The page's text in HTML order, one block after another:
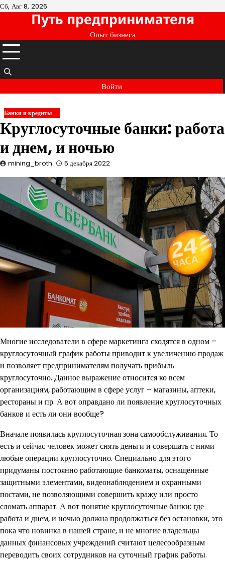
Перейти
содержимому
Сб, Авг 8, 2026
Путь предпринимателя
Опыт бизнеса
Войти
Банки и кредиты
Круглосуточные банки: работа
и днем, и ночью
mining_broth 5 декабря 2022
Многие исследователи в сфере маркетинга сходятся в одном –
круглосуточный график работы приводит к увеличению продаж
и позволяет предпринимателям получать прибыль
круглосуточно. Данное выражение относится ко всем
организациям, работающим в сфере услуг – магазины, аптеки,
рестораны и пр. А вот оправдано ли появление круглосуточных
банков и есть ли они вообще?
Вначале появилась круглосуточная зона самообслуживания. То
есть и сейчас человек может снять деньги и совершать с ними
любые операции круглосуточно. Специально для этого
придуманы постоянно работающие банкоматы, оснащенные
защитными элементами, видеонаблюдением и охранными
постами, не позволяющими совершить кражу или просто
сломать аппарат. А вот понятие круглосуточные банки: где
работа и днем, и ночью должна продолжаться без остановки, это
пока что новинка в нашей стране, и не многие владельцы
данных финансовых учреждений считают целесообразным
переводить своих сотрудников на суточный график работы.